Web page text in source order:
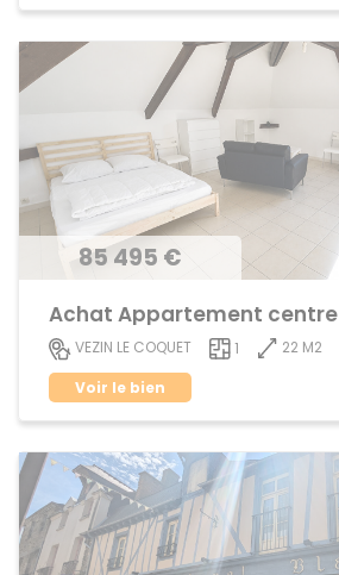
85 495 €
Achat Appartement centre
VEZIN LE COQUET 1
22 M2
Voir le bien